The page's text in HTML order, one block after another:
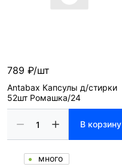
789 ₽/шт
Antabax Капсулы д/стирки
52шт Ромашка/24
В корзину
много